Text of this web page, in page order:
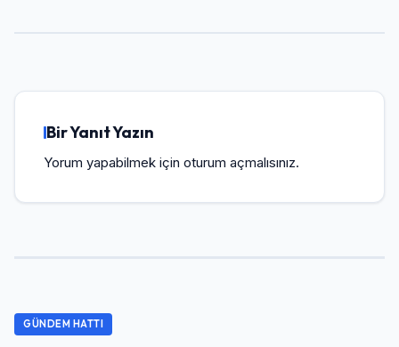
Bir Yanıt Yazın
Yorum yapabilmek için oturum açmalısınız.
GÜNDEM HATTI